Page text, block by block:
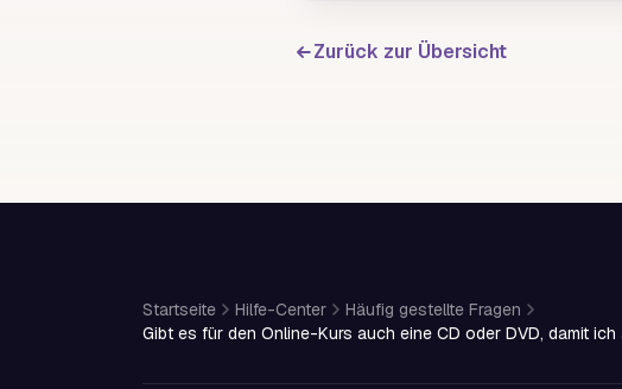
Zurück zur Übersicht
Startseite Hilfe-Center
Häufig gestellte Fragen
Gibt es für den Online-Kurs auch eine CD oder DVD, damit